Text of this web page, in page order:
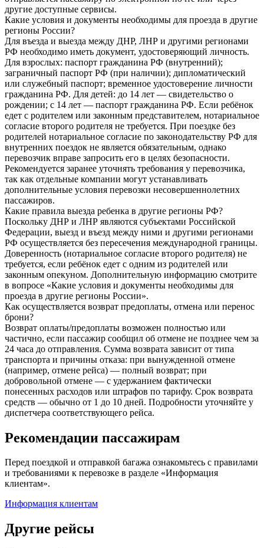
другие доступные сервисы.
Какие условия и документы необходимы для проезда в другие
регионы России?
Для въезда и выезда между ДНР, ЛНР и другими регионами
РФ необходимо иметь документ, удостоверяющий личность.
Для взрослых: паспорт гражданина РФ (внутренний);
заграничный паспорт РФ (при наличии); дипломатический
или служебный паспорт; временное удостоверение личности
гражданина РФ. Для детей: до 14 лет — свидетельство о
рождении; с 14 лет — паспорт гражданина РФ. Если ребёнок
едет с родителем или законным представителем, нотариальное
согласие второго родителя не требуется. При поездке без
родителей нотариальное согласие по законодательству РФ для
внутренних поездок не является обязательным, однако
перевозчик вправе запросить его в целях безопасности.
Рекомендуется заранее уточнять требования у перевозчика,
так как отдельные компании могут устанавливать
дополнительные условия перевозки несовершеннолетних
пассажиров.
Какие правила выезда ребенка в другие регионы РФ?
Поскольку ДНР и ЛНР являются субъектами Российской
Федерации, выезд и въезд между ними и другими регионами
РФ осуществляется без пересечения международной границы.
Доверенность (нотариальное согласие второго родителя) не
требуется, если ребёнок едет с одним из родителей или
законным опекуном. Дополнительную информацию смотрите
в вопросе «Какие условия и документы необходимы для
проезда в другие регионы России».
Как осуществляется возврат предоплаты, отмена или перенос
брони?
Возврат оплаты/предоплаты возможен полностью или
частично, если пассажир сообщил об отмене не позднее чем за
24 часа до отправления. Сумма возврата зависит от типа
транспорта и причины отказа: при вынужденной отмене
(например, отмене рейса) — полный возврат; при
добровольной отмене — с удержанием фактически
понесенных расходов или штрафов по тарифу. Срок возврата
средств — обычно от 1 до 10 дней. Подробности уточняйте у
диспетчера соответствующего рейса.
Рекомендации пассажирам
Перед поездкой и отправкой багажа ознакомьтесь с правилами
и требованиями к перевозке в разделе «Информация
клиентам».
Информация клиентам
Другие рейсы